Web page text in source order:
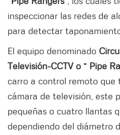
inspeccionar las redes de
para detectar
El equipo denominado
Televisión-CCTV o “ Pipe
carro a control remoto que
cámara de televisión, este
pequeñas o cuatro llantas
dependiendo del diámetro